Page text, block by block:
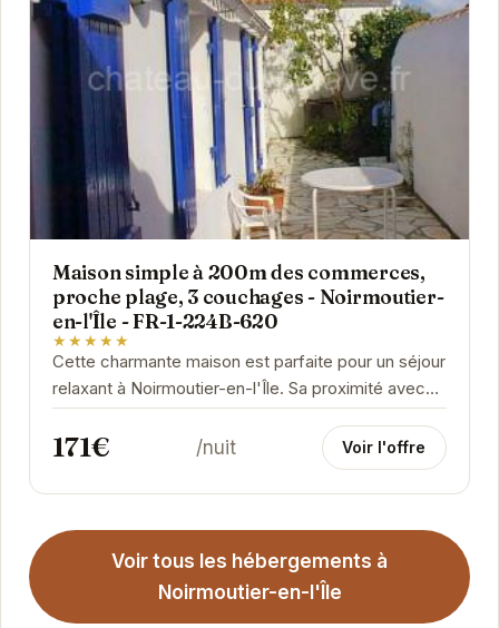
Maison simple à 200m des commerces,
proche plage, 3 couchages - Noirmoutier-
en-l'Île - FR-1-224B-620
★★★★★
Cette charmante maison est parfaite pour un séjour
relaxant à Noirmoutier-en-l'Île. Sa proximité avec
les commerces et la plage en fait un lieu...
171€ /nuit Voir l'offre
Voir tous les hébergements à
Noirmoutier-en-l'Île